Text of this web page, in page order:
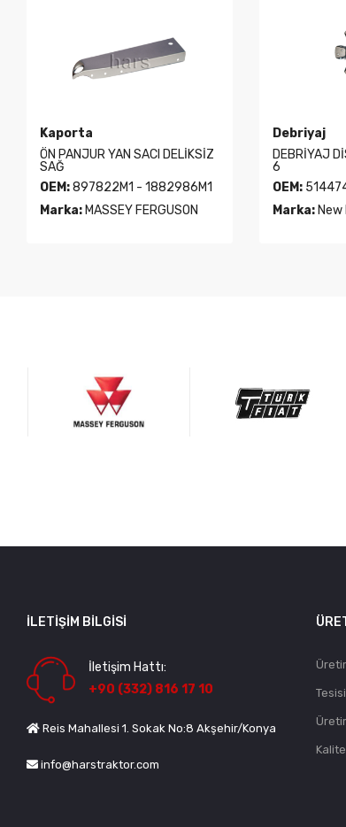
Kaporta
ÖN PANJUR YAN SACI DELİKSİZ
SAĞ
OEM:897822M1 - 1882986M1
Marka: MASSEY FERGUSON
Debriyaj
DEBRİYAJ
6
OEM:
Marka:New
İLETIŞIM BILGISI
İletişim Hattı:
+90 (332) 816 17 10
Reis Mahallesi 1. Sokak No:8 Akşehir/Konya
info@harstraktor.com